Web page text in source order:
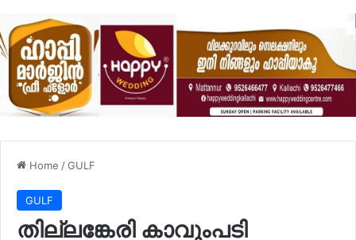
Home /GULF
GULF
തില്ലങ്കേരി കാവുംപടി